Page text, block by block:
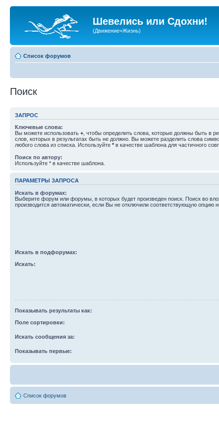
Шевелись или Сдохни!
(Движение=Жизнь)
Список форумов
Поиск
ЗАПРОС
Ключевые слова:
Вы можете использовать + , чтобы определить слова, которые должны быть в
слов, которых в результатах быть не должно. Вы можете разделить слова
любого слова из списка. Используйте * в качестве шаблона для частичного
Поиск по автору:
Используйте * в качестве шаблона.
ПАРАМЕТРЫ ЗАПРОСА
Искать в форумах:
Выберите форум или форумы, в которых будет произведен поиск. Поиск во
производится автоматически, если Вы не отключили соответствующую опцию
Искать в подфорумах:
Искать:
Показывать результаты как:
Поле сортировки:
Искать сообщения за:
Показывать первые:
Список форумов